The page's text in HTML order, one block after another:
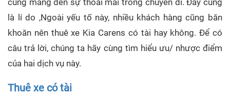
là lí do ,Ngoài yếu tố này, nhiều khách hàng cũng băn
khoăn nên thuê xe Kia Carens có tài hay không. Để có
câu trả lời, chúng ta hãy cùng tìm hiểu ưu/ nhược điểm
của hai dịch vụ này.
Thuê xe có tài